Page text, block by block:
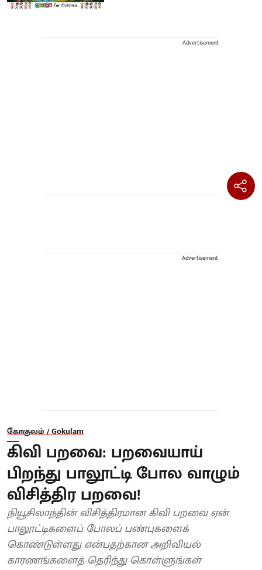
Advertisement
Advertisement
கோகுலம் / Gokulam
கிவி பறவை: பறவையாய்
பிறந்து பாலூட்டி போல வாழும்
விசித்திர பறவை!
நியூசிலாந்தின் விசித்திரமான கிவி பறவை ஏன்
பாலூட்டிகளைப் போலப் பண்புகளைக்
கொண்டுள்ளது என்பதற்கான அறிவியல்
காரணங்களைத் தெரிந்து கொள்ளுங்கள்